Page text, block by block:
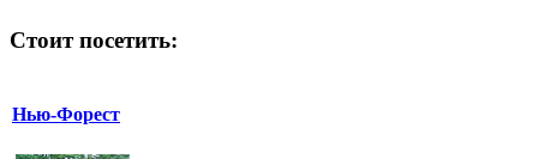
Стоит посетить:
Нью-Форест